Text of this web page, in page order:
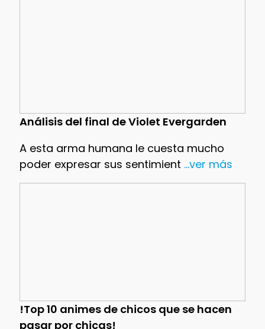
Análisis del final de Violet Evergarden
A esta arma humana le cuesta mucho
poder expresar sus sentimient ...ver más
!Top 10 animes de chicos que se hacen
pasar por chicas!